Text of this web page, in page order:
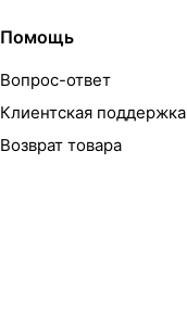
Помощь
Вопрос-ответ
Клиентская поддержка
Возврат товара